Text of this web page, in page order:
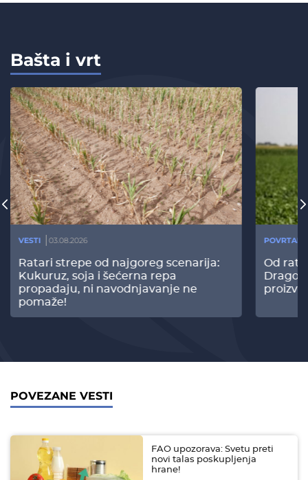
Bašta i vrt
VESTI 03.08.2026
Ratari strepe od najgoreg scenarija:
Kukuruz, soja i šećerna repa
propadaju, ni navodnjavanje ne
pomaže!
Od
POVEZANE VESTI
FAO upozorava: Svetu preti
novi talas poskupljenja
hrane!